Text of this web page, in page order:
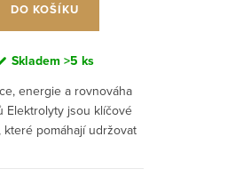
DO KOŠÍKU
Skladem >5 ks
energie a rovnováha
Elektrolyty jsou klíčové
které pomáhají udržovat